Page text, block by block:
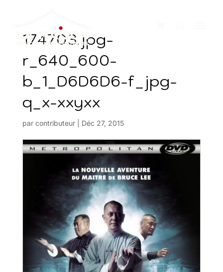
174703.jpg-
r_640_600-
b_1_D6D6D6-f_jpg-
q_x-xxyxx
par contributeur| Déc 27, 2015